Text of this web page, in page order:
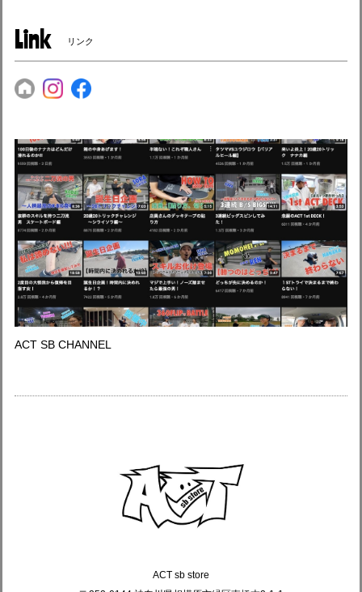
Link リンク
ACT SB CHANNEL
ACT sb store